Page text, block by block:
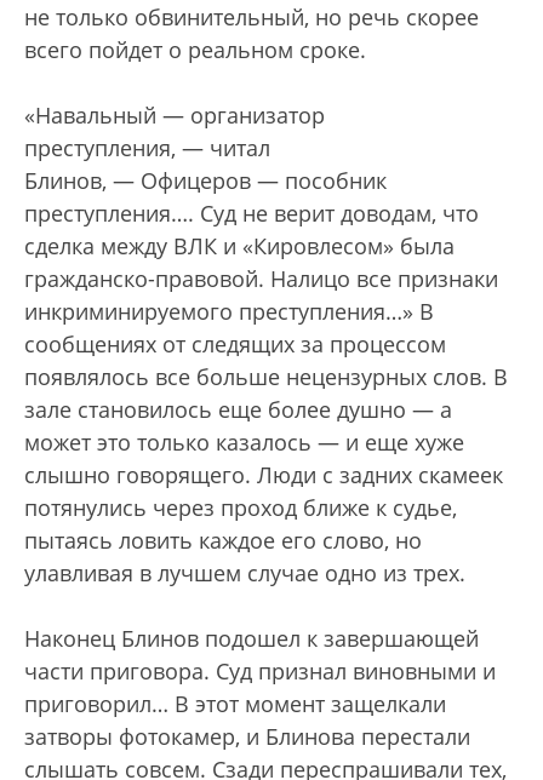
не только обвинительный, но речь скорее
всего пойдет о реальном сроке.
«Навальный — организатор
преступления, — читал
Блинов, — Офицеров — пособник
преступления…. Суд не верит доводам, что
сделка между ВЛК и «Кировлесом» была
гражданско-правовой. Налицо все признаки
инкриминируемого преступления…» В
сообщениях от следящих за процессом
появлялось все больше нецензурных слов. В
зале становилось еще более душно — а
может это только казалось — и еще хуже
слышно говорящего. Люди с задних скамеек
потянулись через проход ближе к судье,
пытаясь ловить каждое его слово, но
улавливая в лучшем случае одно из трех.
Наконец Блинов подошел к завершающей
части приговора. Суд признал виновными и
приговорил… В этот момент защелкали
затворы фотокамер, и Блинова перестали
слышать совсем. Сзади переспрашивали тех,